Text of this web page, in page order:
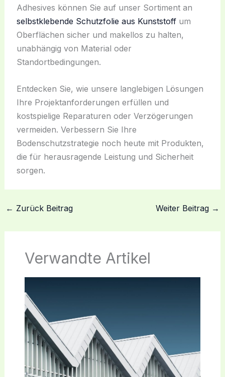
Adhesives können Sie auf unser Sortiment an
selbstklebende Schutzfolie aus Kunststoffum
Oberflächen sicher und makellos zu halten,
unabhängig von Material oder
Standortbedingungen.
Entdecken Sie, wie unsere langlebigen Lösungen
Ihre Projektanforderungen erfüllen und
kostspielige Reparaturen oder Verzögerungen
vermeiden. Verbessern Sie Ihre
Bodenschutzstrategie noch heute mit Produkten,
die für herausragende Leistung und Sicherheit
sorgen.
← Zurück Beitrag Weiter Beitrag →
Verwandte Artikel